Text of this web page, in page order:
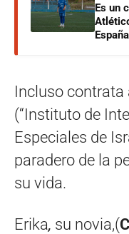
Es un
Incluso contrata
(“Instituto de
Especiales de
paradero de la
su vida.
Erika, su novia,(